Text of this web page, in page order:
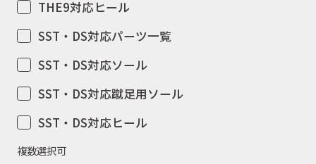
THE9対応ヒール
SST・DS対応パーツ一覧
SST・DS対応ソール
SST・DS対応蹴足用ソール
SST・DS対応ヒール
複数選択可